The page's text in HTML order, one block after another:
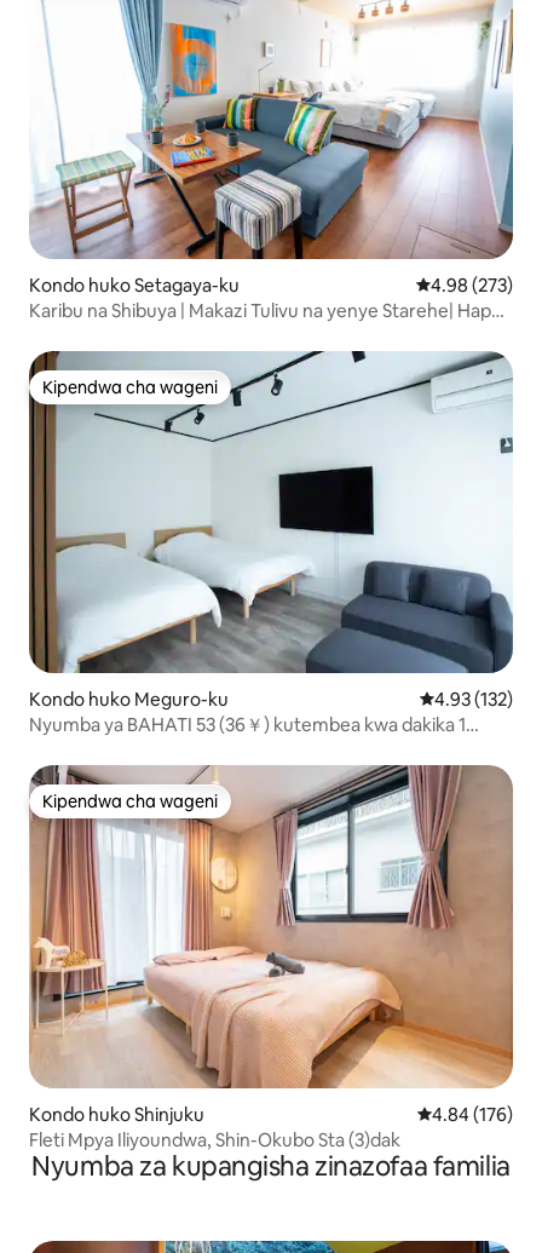
Kondo huko Setagaya-ku Ukadiriaji wa
4.98 (273)
Karibu na Shibuya | Makazi Tulivu na yenye Starehe| Happy
Kipendwa cha wageni
Kipendwa cha wageni
Kondo huko Meguro-ku Ukadiriaji wa
4.93 (132)
Nyumba ya BAHATI 53 (36￥) kutembea kwa dakika 1
Kipendwa cha wageni
Kipendwa cha wageni
Kondo huko Shinjuku Ukadiriaji wa
4.84 (176)
Fleti Mpya Iliyoundwa, Shin-Okubo Sta (3)dak
Nyumba za kupangisha zinazofaa familia